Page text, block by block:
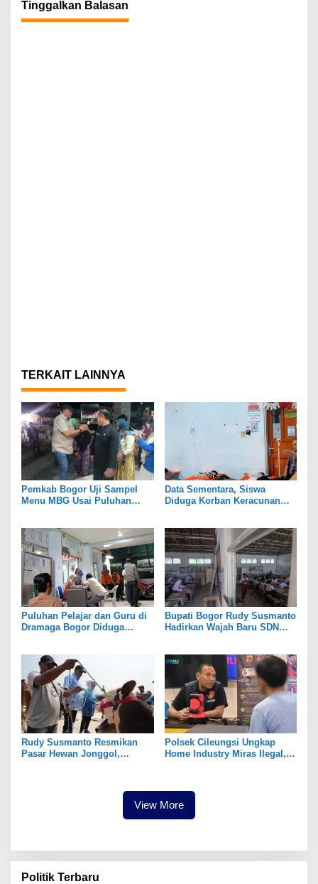
Tinggalkan Balasan
TERKAIT LAINNYA
Pemkab Bogor Uji Sampel
Menu MBG Usai Puluhan
Data Sementara, Siswa
Diduga Korban Keracunan
Puluhan Pelajar dan Guru di
Dramaga Bogor Diduga
Bupati Bogor Rudy Susmanto
Hadirkan Wajah Baru SDN
Pembangunan
Rudy Susmanto Resmikan
Pasar Hewan Jonggol,
Polsek Cileungsi Ungkap
Home Industry Miras Ilegal,
View More
Politik Terbaru